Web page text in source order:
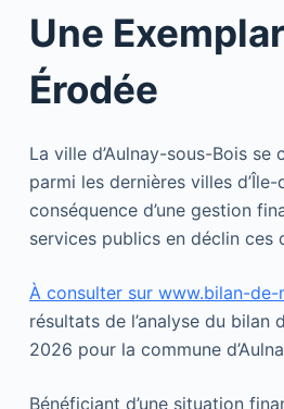
Une
Érodée
La ville d’Aulnay-sous-Bois se
parmi les dernières villes d’Île-
conséquence d’une gestion
services publics en déclin ces
À consulter sur www.bilan-de-
résultats de l’analyse du bilan
2026 pour la commune
Bénéficiant d’une situation